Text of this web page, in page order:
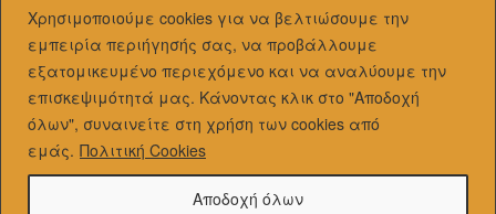
Χρησιμοποιούμε cookies για να βελτιώσουμε την
εμπειρία περιήγησής σας, να προβάλλουμε
εξατομικευμένo περιεχόμενο και να αναλύουμε την
επισκεψιμότητά μας. Κάνοντας κλικ στο "Αποδοχή
όλων", συναινείτε στη χρήση των cookies από
εμάς. Πολιτική Cookies
Αποδοχή όλων